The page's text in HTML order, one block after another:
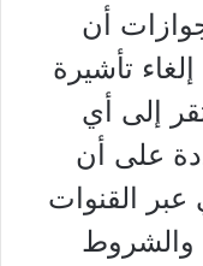
أن
تأشيرة
إلى أي
على أن
القنوات
والشروط